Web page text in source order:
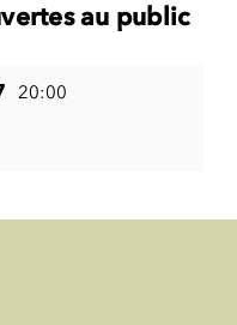
au public
20:00